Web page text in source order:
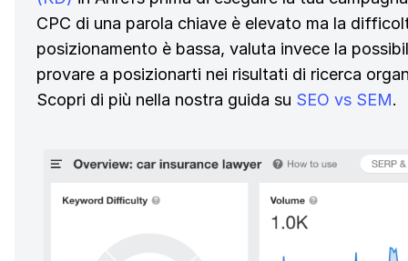
CPC di una parola chiave è elevato ma la
posizionamento è bassa, valuta invece la
provare a posizionarti nei risultati di ricerca
Scopri di più nella nostra guida su SEO vs SEM.